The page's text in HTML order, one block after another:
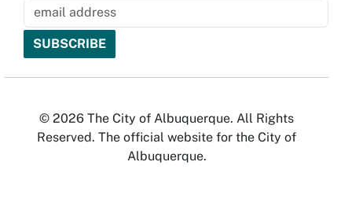
© 2026 The City of Albuquerque. All Rights
Reserved. The official website for the City of
Albuquerque.